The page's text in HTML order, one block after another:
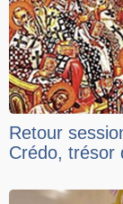
Retour
Crédo, trésor